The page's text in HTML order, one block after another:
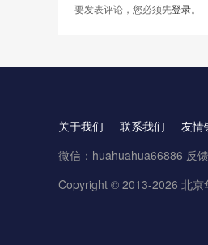
要发表评论，您必须先登录。
关于我们 联系我们 友情
微信：huahuahua66886 反
Copyright © 2013-2026 北京